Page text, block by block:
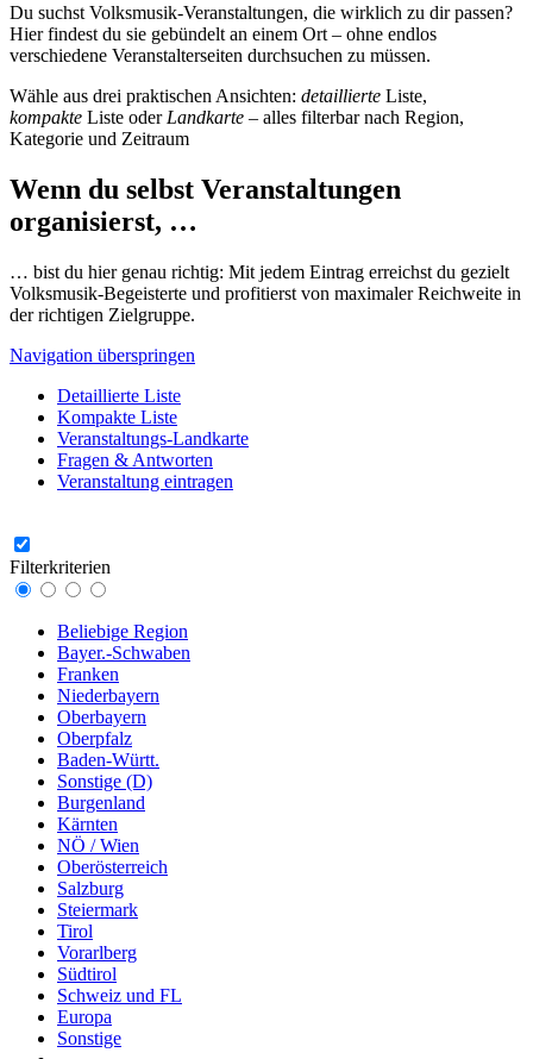
Du suchst Volksmusik-Veranstaltungen, die wirklich zu dir passen?
Hier findest du sie gebündelt an einem Ort – ohne endlos
verschiedene Veranstalterseiten durchsuchen zu müssen.
Wähle aus drei praktischen Ansichten: detaillierte Liste,
kompakte Liste oder Landkarte – alles filterbar nach Region,
Kategorie und Zeitraum
Wenn du selbst Veranstaltungen
organisierst, …
… bist du hier genau richtig: Mit jedem Eintrag erreichst du gezielt
Volksmusik-Begeisterte und profitierst von maximaler Reichweite in
der richtigen Zielgruppe.
Navigation überspringen
Detaillierte Liste
Kompakte Liste
Veranstaltungs-Landkarte
Fragen & Antworten
Veranstaltung eintragen
Filterkriterien
Beliebige Region
Bayer.-Schwaben
Franken
Niederbayern
Oberbayern
Oberpfalz
Baden-Württ.
Sonstige (D)
Burgenland
Kärnten
NÖ / Wien
Oberösterreich
Salzburg
Steiermark
Tirol
Vorarlberg
Südtirol
Schweiz und FL
Europa
Sonstige